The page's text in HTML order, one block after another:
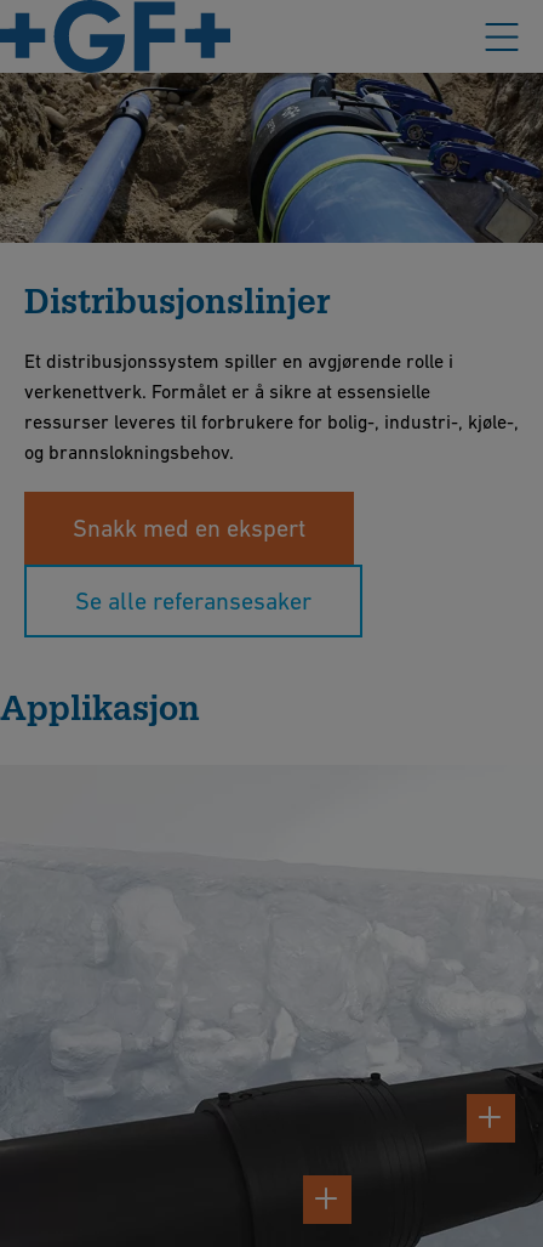
Distribusjonslinjer
Et distribusjonssystem spiller en avgjørende rolle i
verkenettverk. Formålet er å sikre at essensielle
ressurser leveres til forbrukere for bolig-, industri-, kjøle-,
og brannslokningsbehov.
Snakk med en ekspert
Se alle referansesaker
Applikasjon